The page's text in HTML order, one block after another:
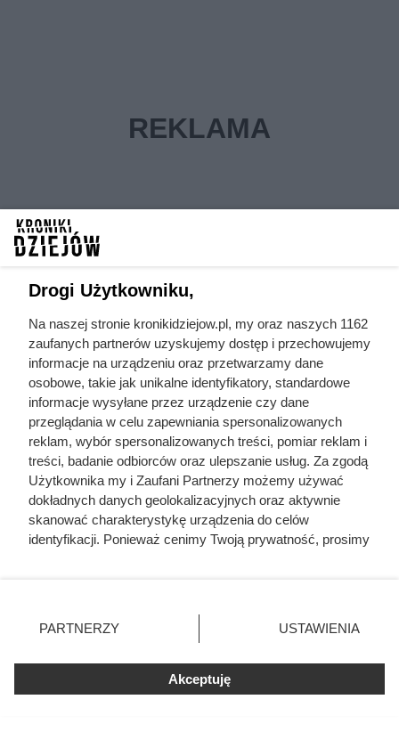
Kienzler I., 1649 Zbaraż
, Warszawa 2014.
Kosman M., Na śladach bohaterów „Trylogii”,
Warszawa 1966.
Kosman M.,Skrzetuski – między historią a legendą,
Poznań 1989.
Zawistowski W.,
Kto jest kim w „Trylogii” Henryka
Sienkiewicza, Gdańsk 1999.
Nigdy wcześniej nikt nie widział monarchy w
takim stanie. Śmierć pierwszej żony złamała
Drogi Użytkowniku,
Na naszej stronie kronikidziejow.pl, my oraz naszych 1162
zaufanych partnerów uzyskujemy dostęp i przechowujemy
informacje na urządzeniu oraz przetwarzamy dane
osobowe, takie jak unikalne identyfikatory, standardowe
informacje wysyłane przez urządzenie czy dane
przeglądania w celu zapewniania spersonalizowanych
reklam, wybór spersonalizowanych treści, pomiar reklam i
treści, badanie odbiorców oraz ulepszanie usług. Za zgodą
Użytkownika my i Zaufani Partnerzy możemy używać
dokładnych danych geolokalizacyjnych oraz aktywnie
skanować charakterystykę urządzenia do celów
identyfikacji. Ponieważ cenimy Twoją prywatność, prosimy
prywatności znajdujący się w lewym dolnym rogu strony
. Niektóre rodzaje przetwarzania danych nie wymagają
zgody użytkownika, ale masz prawo sprzeciwić się
takiemu przetwarzaniu. Preferencje będą miały
zastosowania tylko na tej witrynie.
PARTNERZY USTAWIENIA
Akceptuję